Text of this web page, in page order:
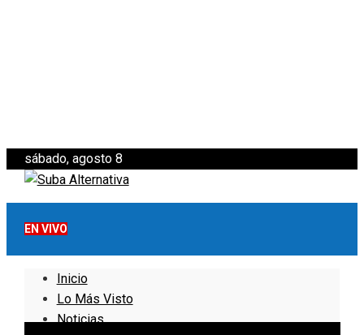
sábado, agosto 8
EN VIVO
Inicio
Lo Más Visto
Noticias